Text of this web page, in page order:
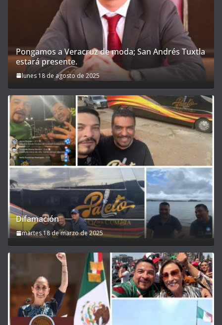
Pongamos a Veracruz de moda; San Andrés Tuxtla
estará presente.
lunes 18 de agosto de 2025
Difamación
martes 18 de marzo de 2025